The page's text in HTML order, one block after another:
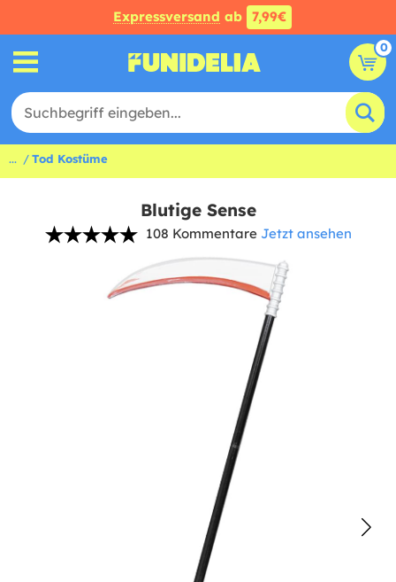
Expressversand ab 7,99€
0
... Tod Kostüme
Blutige Sense
108 Kommentare Jetzt ansehen